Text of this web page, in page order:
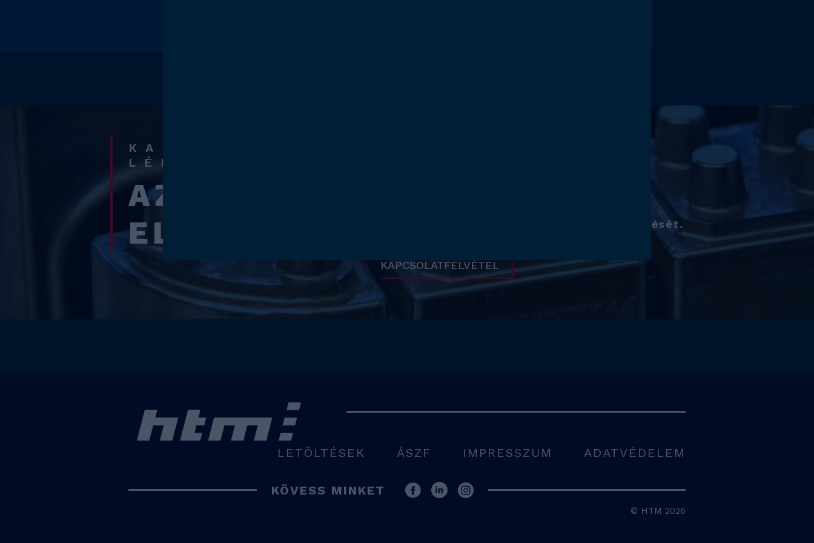
KAPCSOLATBA
LÉPNI
AZ IRÁNY
ELŐRE!
rendelkezésére. Örömmel vesszük megkeresését.
KAPCSOLATFELVÉTEL
LETÖLTÉSEK ÁSZF IMPRESSZUM ADATVÉDELEM
KÖVESS MINKET
© HTM 2026